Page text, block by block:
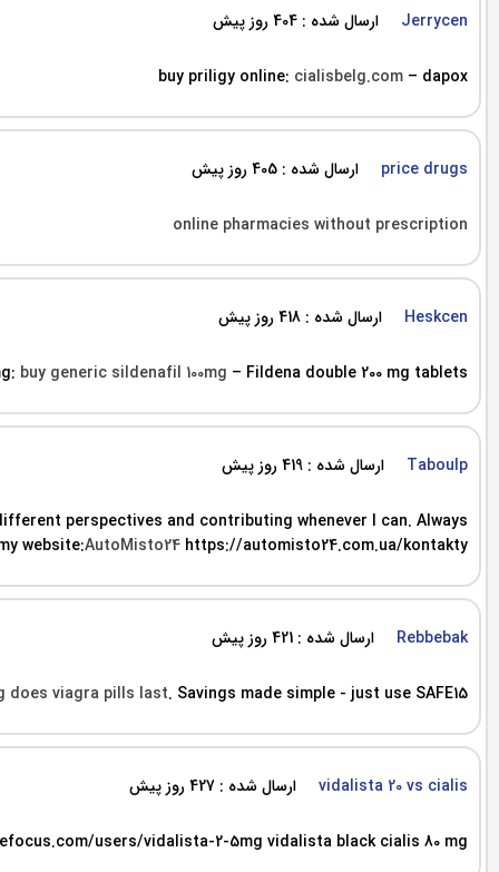
Jerrycen ارسال شده : 404 روز پیش
buy priligy online: cialisbelg.com – dapox
price drugs ارسال شده : 405 روز پیش
online pharmacies without prescription
Heskcen ارسال شده : 418 روز پیش
buy generic sildenafil 100mg – Fildena double 200 mg tablets
Taboulp ارسال شده : 419 روز پیش
perspectives and contributing whenever I can. Always
website:AutoMisto24 https://automisto24.com.ua/kontakty
Rebbebak ارسال شده : 421 روز پیش
does viagra pills last. Savings made simple - just use SAFE15.
vidalista 20 vs cialis ارسال شده : 427 روز پیش
users/vidalista-2-5mg vidalista black cialis 80 mg